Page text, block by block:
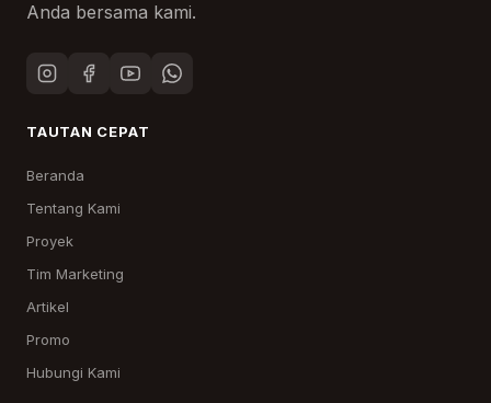
Anda bersama kami.
TAUTAN CEPAT
Beranda
Tentang Kami
Proyek
Tim Marketing
Artikel
Promo
Hubungi Kami